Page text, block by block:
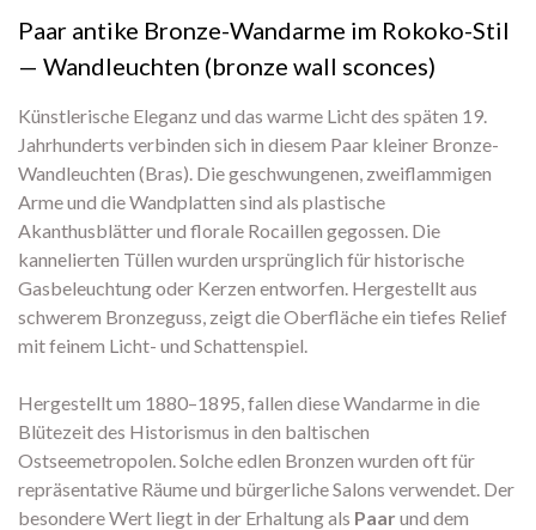
Paar antike Bronze-Wandarme im Rokoko-Stil
— Wandleuchten (bronze wall sconces)
Künstlerische Eleganz und das warme Licht des späten 19.
Jahrhunderts verbinden sich in diesem Paar kleiner Bronze-
Wandleuchten (Bras). Die geschwungenen, zweiflammigen
Arme und die Wandplatten sind als plastische
Akanthusblätter und florale Rocaillen gegossen. Die
kannelierten Tüllen wurden ursprünglich für historische
Gasbeleuchtung oder Kerzen entworfen. Hergestellt aus
schwerem Bronzeguss, zeigt die Oberfläche ein tiefes Relief
mit feinem Licht- und Schattenspiel.
Hergestellt um 1880–1895, fallen diese Wandarme in die
Blütezeit des Historismus in den baltischen
Ostseemetropolen. Solche edlen Bronzen wurden oft für
repräsentative Räume und bürgerliche Salons verwendet. Der
besondere Wert liegt in der Erhaltung als Paar und dem